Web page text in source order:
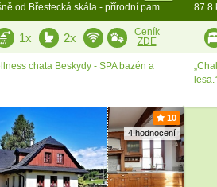
87.4 km vzdušně od Břestecká skála - přírodní památka
1x 2x
Ceník
ZDE
chata Beskydy - SPA bazén a
lesa.“
10
4 hodnocení